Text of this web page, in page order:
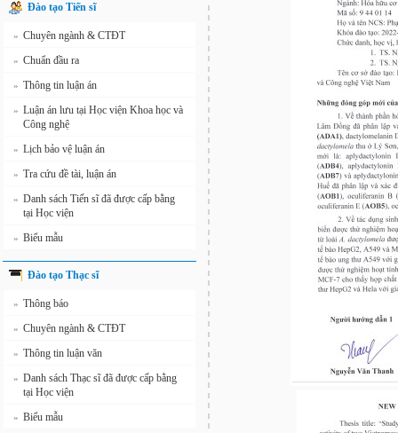
Đào tạo Tiến sĩ
» Chuyên ngành & CTĐT
» Chuẩn đầu ra
» Thông tin luận án
» Luận án lưu tại Học viện Khoa học và
Công nghệ
» Lịch bảo vệ luận án
» Tra cứu đề tài, luận án
» Danh sách Tiến sĩ đã được cấp bằng
tại Học viện
» Biểu mẫu
Đào tạo Thạc sĩ
» Thông báo
» Chuyên ngành & CTĐT
» Thông tin luận văn
» Danh sách Thạc sĩ đã được cấp bằng
tại Học viện
» Biểu mẫu